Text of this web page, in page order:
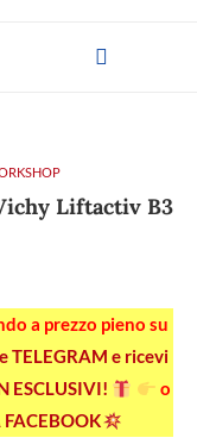
Liftactiv B3
a prezzo pieno su
TELEGRAM e ricevi
ESCLUSIVI!
o